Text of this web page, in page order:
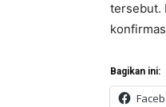
tersebut.
Bagikan ini: